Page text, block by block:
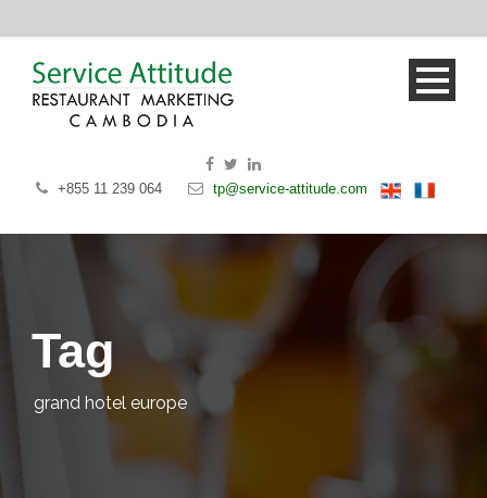
+855 11 239 064 tp@service-attitude.com
Tag
grand hotel europe